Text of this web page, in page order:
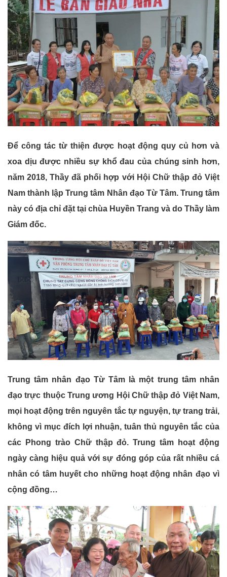
Để công tác từ thiện được hoạt động quy củ hơn và
xoa dịu được nhiều sự khổ đau của chúng sinh hơn,
năm 2018, Thầy đã phối hợp với Hội Chữ thập đỏ Việt
Nam thành lập Trung tâm Nhân đạo Từ Tâm. Trung tâm
này có địa chỉ đặt tại chùa Huyền Trang và do Thầy làm
Giám đốc.
Trung tâm nhân đạo Từ Tâm là một trung tâm nhân
đạo trực thuộc Trung ương Hội Chữ thập đỏ Việt Nam,
mọi hoạt động trên nguyên tắc tự nguyện, tự trang trải,
không vì mục đích lợi nhuận, tuân thủ nguyên tắc của
các Phong trào Chữ thập đỏ. Trung tâm hoạt động
ngày càng hiệu quả với sự đóng góp của rất nhiều cá
nhân có tâm huyết cho những hoạt động nhân đạo vì
cộng đồng…